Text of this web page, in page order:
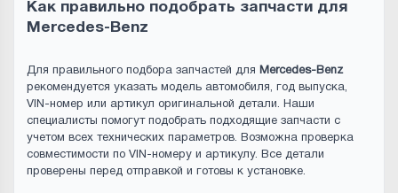
Как правильно подобрать запчасти для
Mercedes-Benz
Для правильного подбора запчастей для Mercedes-Benz
рекомендуется указать модель автомобиля, год выпуска,
VIN-номер или артикул оригинальной детали. Наши
специалисты помогут подобрать подходящие запчасти с
учетом всех технических параметров. Возможна проверка
совместимости по VIN-номеру и артикулу. Все детали
проверены перед отправкой и готовы к установке.